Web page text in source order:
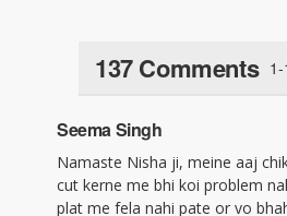
137 Comments
Seema Singh
Namaste Nisha ji, meine aaj
cut kerne me bhi koi problem
plat me fela nahi pate or vo